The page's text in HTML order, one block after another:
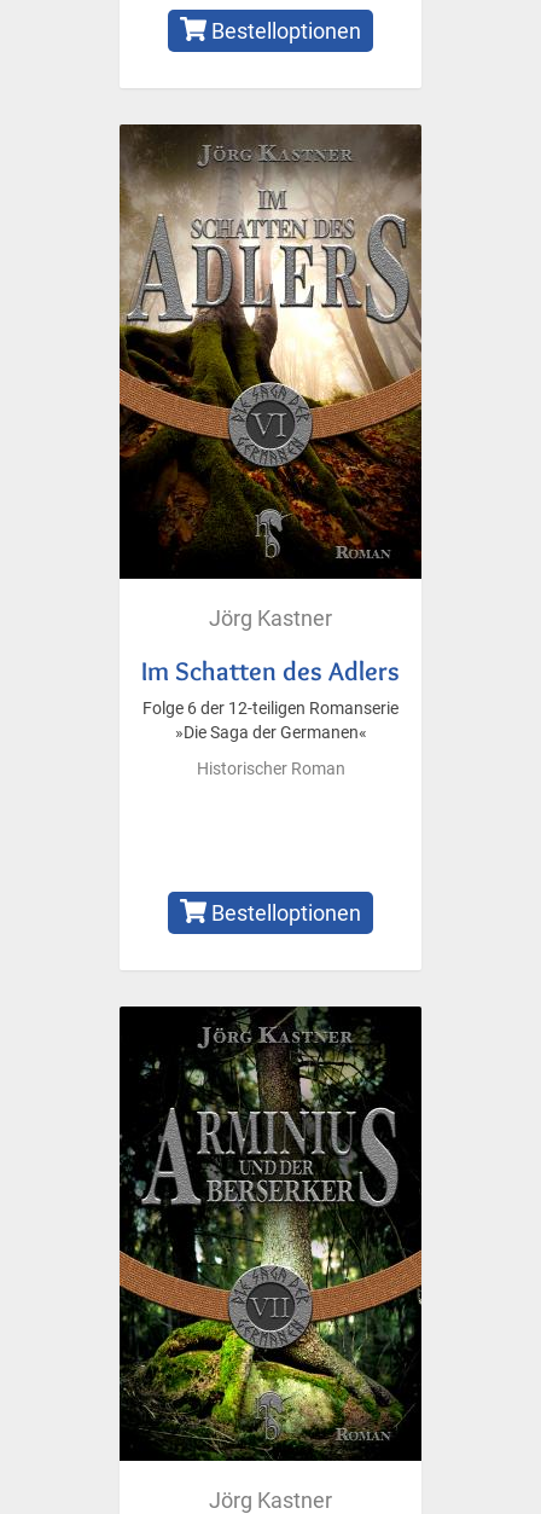
Bestelloptionen
Jörg Kastner
Im Schatten des Adlers
Folge 6 der 12-teiligen Romanserie
»Die Saga der Germanen«
Historischer Roman
Bestelloptionen
Jörg Kastner